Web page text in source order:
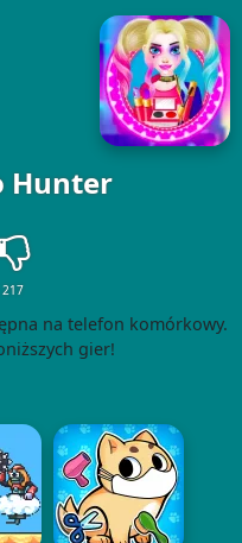
Hunter
217
na telefon komórkowy.
gier!